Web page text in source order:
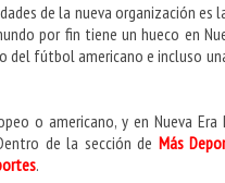
de la nueva organización es
por fin tiene un hueco en
del fútbol americano e incluso
o americano, y en Nueva
de la sección de Más
.